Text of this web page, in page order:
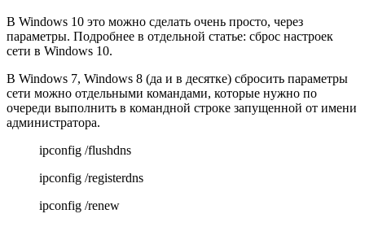
В Windows 10 это можно сделать очень просто, через
параметры. Подробнее в отдельной статье: сброс настроек
сети в Windows 10.
В Windows 7, Windows 8 (да и в десятке) сбросить параметры
сети можно отдельными командами, которые нужно по
очереди выполнить в командной строке запущенной от имени
администратора.
ipconfig /flushdns
ipconfig /registerdns
ipconfig /renew